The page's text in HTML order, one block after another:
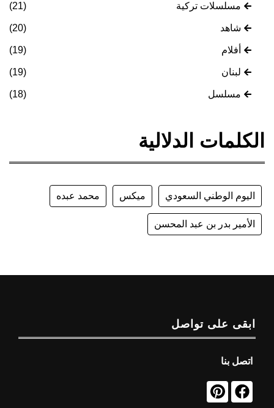
مسلسلات تركية (21)
شاهد (20)
أفلام (19)
لبنان (19)
مسلسل (18)
الكلمات الدلالية
اليوم الوطني السعودي ميكس محمد عبده
الأمير بدر بن عبد المحسن
ابقى على تواصل
اتصل بنا